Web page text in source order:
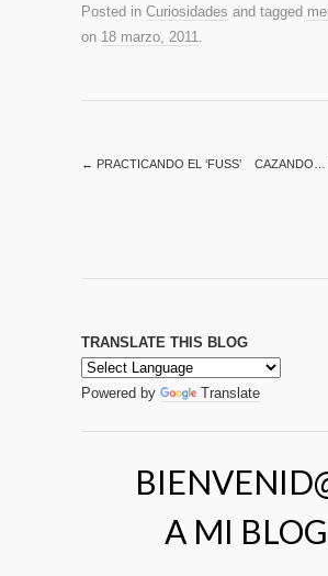
Posted in Curiosidades and tagged
on 18 marzo, 2011.
← PRACTICANDO EL ‘FUSS’ CAZANDO…
TRANSLATE THIS BLOG
Powered by Translate
A MI BLOG